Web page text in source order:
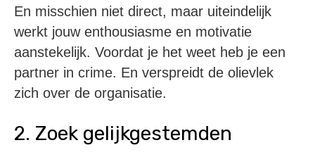
En misschien niet direct, maar uiteindelijk
werkt jouw enthousiasme en motivatie
aanstekelijk. Voordat je het weet heb je een
partner in crime. En verspreidt de olievlek
zich over de organisatie.
2. Zoek gelijkgestemden